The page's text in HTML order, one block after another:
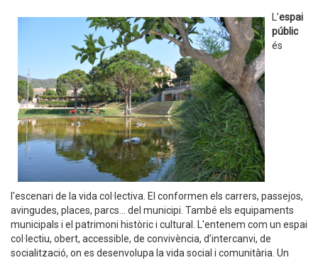
L’espai
públic
és
l'escenari de la vida col·lectiva. El conformen els carrers, passejos,
avingudes, places, parcs... del municipi. També els equipaments
municipals i el patrimoni històric i cultural. L'entenem com un espai
col·lectiu, obert, accessible, de convivència, d’intercanvi, de
socialització, on es desenvolupa la vida social i comunitària. Un